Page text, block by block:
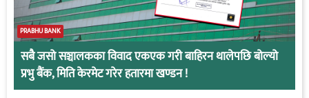
PRABHU BANK
सबै जसो सञ्चालकका विवाद एकएक गरी बाहिरन थालेपछि बोल्यो
प्रभु बैंक, मिति केरमेट गरेर हतारमा खण्डन !